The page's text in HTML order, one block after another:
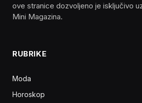
ove stranice dozvoljeno je isključivo
Mini Magazina.
RUBRIKE
Moda
Horoskop